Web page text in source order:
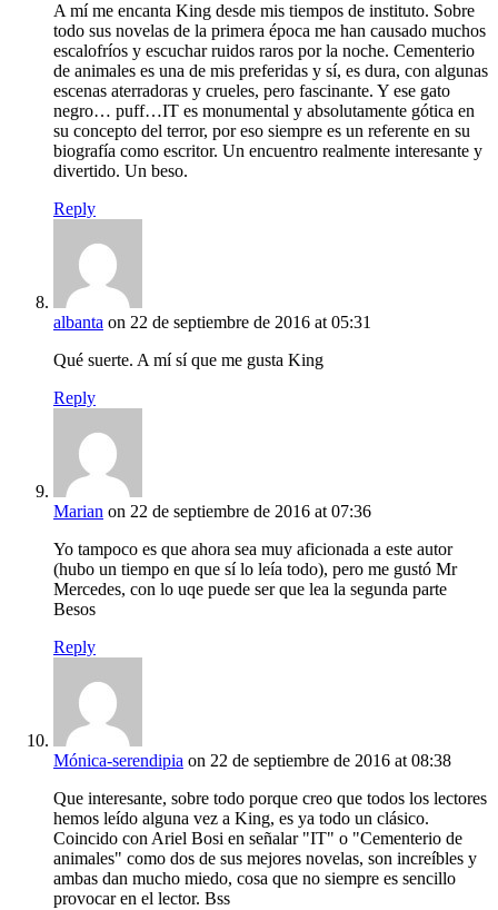
A mí me encanta King desde mis tiempos de instituto. Sobre
todo sus novelas de la primera época me han causado muchos
escalofríos y escuchar ruidos raros por la noche. Cementerio
de animales es una de mis preferidas y sí, es dura, con algunas
escenas aterradoras y crueles, pero fascinante. Y ese gato
negro… puff…IT es monumental y absolutamente gótica en
su concepto del terror, por eso siempre es un referente en su
biografía como escritor. Un encuentro realmente interesante y
divertido. Un beso.
Reply
albanta on 22 de septiembre de 2016 at 05:31
Qué suerte. A mí sí que me gusta King
Reply
Marian on 22 de septiembre de 2016 at 07:36
Yo tampoco es que ahora sea muy aficionada a este autor
(hubo un tiempo en que sí lo leía todo), pero me gustó Mr
Mercedes, con lo uqe puede ser que lea la segunda parte
Besos
Reply
Mónica-serendipia on 22 de septiembre de 2016 at 08:38
Que interesante, sobre todo porque creo que todos los lectores
hemos leído alguna vez a King, es ya todo un clásico.
Coincido con Ariel Bosi en señalar "IT" o "Cementerio de
animales" como dos de sus mejores novelas, son increíbles y
ambas dan mucho miedo, cosa que no siempre es sencillo
provocar en el lector. Bss